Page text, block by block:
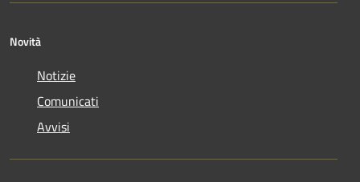
Novità
Notizie
Comunicati
Avvisi